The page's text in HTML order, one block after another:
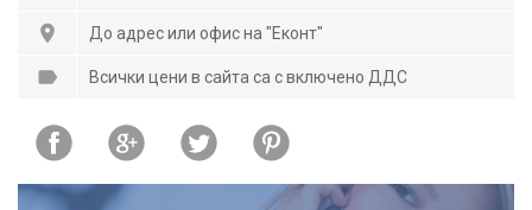
До адрес или офис на "Еконт"
Всички цени в сайта са с включено ДДС